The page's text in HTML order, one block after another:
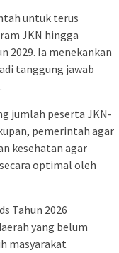
untuk terus
JKN hingga
2029. Ia menekankan
tanggung jawab
jumlah peserta JKN-
pemerintah agar
kesehatan agar
optimal oleh
Tahun 2026
yang belum
masyarakat